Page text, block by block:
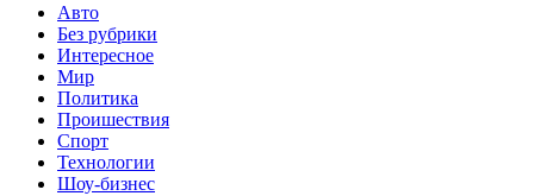
Авто
Без рубрики
Интересное
Мир
Политика
Проишествия
Спорт
Технологии
Шоу-бизнес